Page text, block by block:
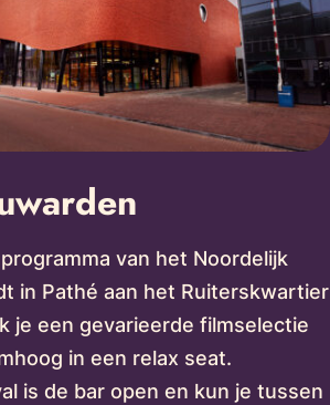
van het Noordelijk
in Pathé aan het Ruiterskwartier
je een gevarieerde filmselectie
in een relax seat.
is de bar open en kun je tussen